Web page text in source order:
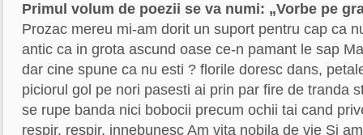
Primul volum de poezii se va numi: „Vorbe pe
Prozac mereu mi-am dorit un suport pentru cap ca
antic ca in grota ascund oase ce-n pamant le sap
dar cine spune ca nu esti ? florile doresc dans,
piciorul gol pe nori pasesti ai prin par fire de tranda
se rupe banda nici bobocii precum ochii tai cand
respir, respir, innebunesc Am vita nobila de vie Si